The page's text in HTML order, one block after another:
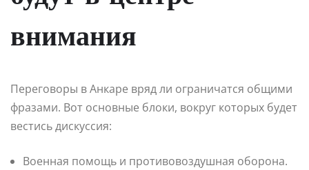
внимания
Переговоры в Анкаре вряд ли ограничатся общими
фразами. Вот основные блоки, вокруг которых будет
вестись дискуссия:
Военная помощь и противовоздушная оборона.